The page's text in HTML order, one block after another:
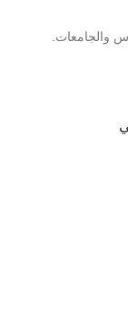
والجامعات.